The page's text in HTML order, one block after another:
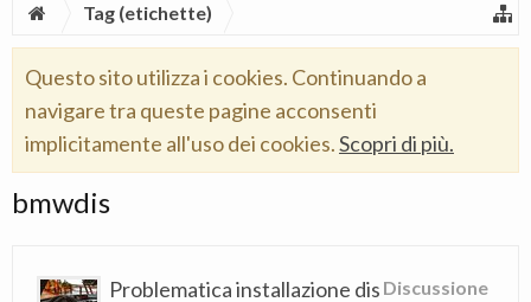
Tag (etichette)
Questo sito utilizza i cookies. Continuando a
navigare tra queste pagine acconsenti
implicitamente all'uso dei cookies.Scopri di più.
bmwdis
Discussione
Problematica installazione dis